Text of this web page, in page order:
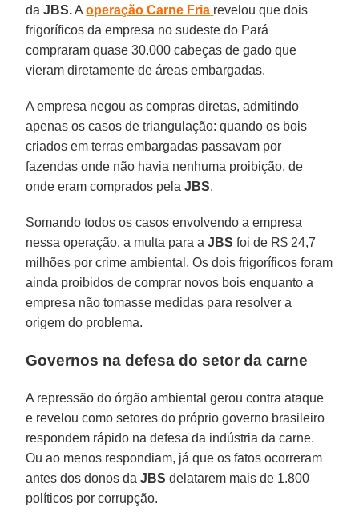
daJBS.Aoperação Carne Fria revelou que dois
frigoríficos da empresa no sudeste do Pará
compraram quase 30.000 cabeças de gado que
vieram diretamente de áreas embargadas.
A empresa negou as compras diretas, admitindo
apenas os casos de triangulação: quando os bois
criados em terras embargadas passavam por
fazendas onde não havia nenhuma proibição, de
onde eram comprados pelaJBS.
Somando todos os casos envolvendo a empresa
nessa operação, a multa para aJBS foi de R$ 24,7
milhões por crime ambiental. Os dois frigoríficos foram
ainda proibidos de comprar novos bois enquanto a
empresa não tomasse medidas para resolver a
origem do problema.
Governos na defesa do setor da carne
A repressão do órgão ambiental gerou contra ataque
e revelou como setores do próprio governo brasileiro
respondem rápido na defesa da indústria da carne.
Ou ao menos respondiam, já que os fatos ocorreram
antes dos donos daJBS delatarem mais de 1.800
políticos por corrupção.